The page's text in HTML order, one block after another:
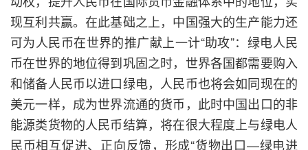
现互利共赢。在此基础之上，中国强大的生产能力还
可为人民币在世界的推广献上一计“助攻”：绿电人民
币在世界的地位得到巩固之时，世界各国都需要购入
和储备人民币以进口绿电，人民币也将会如同现在的
美元一样，成为世界流通的货币，此时中国出口的非
能源类货物的人民币结算，将在很大程度上与绿电人
民币相互促进、正向反馈，形成“货物出口—绿电进